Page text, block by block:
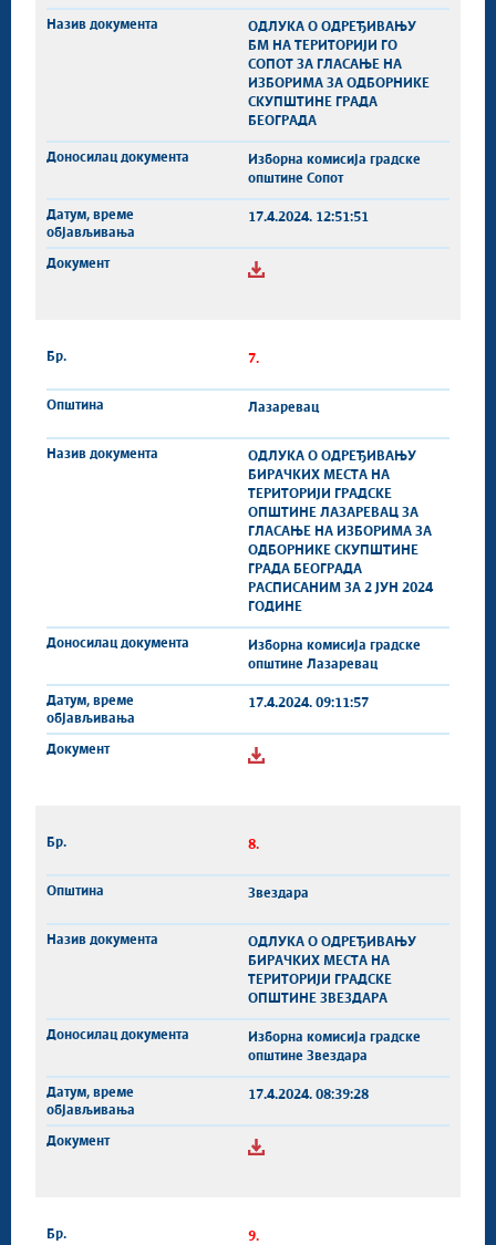
ОДЛУКА О ОДРЕЂИВАЊУ
БМ НА ТЕРИТОРИЈИ ГО
СОПОТ ЗА ГЛАСАЊЕ НА
ИЗБОРИМА ЗА ОДБОРНИКЕ
СКУПШТИНЕ ГРАДА
БЕОГРАДА
Изборна комисија градске
општине Сопот
17.4.2024. 12:51:51
7.
Лазаревац
ОДЛУКА О ОДРЕЂИВАЊУ
БИРАЧКИХ МЕСТА НА
ТЕРИТОРИЈИ ГРАДСКЕ
ОПШТИНЕ ЛАЗАРЕВАЦ ЗА
ГЛАСАЊЕ НА ИЗБОРИМА ЗА
ОДБОРНИКЕ СКУПШТИНЕ
ГРАДА БЕОГРАДА
РАСПИСАНИМ ЗА 2 ЈУН 2024
ГОДИНЕ
Изборна комисија градске
општине Лазаревац
17.4.2024. 09:11:57
8.
Звездара
ОДЛУКА О ОДРЕЂИВАЊУ
БИРАЧКИХ МЕСТА НА
ТЕРИТОРИЈИ ГРАДСКЕ
ОПШТИНЕ ЗВЕЗДАРА
Изборна комисија градске
општине Звездара
17.4.2024. 08:39:28
9.